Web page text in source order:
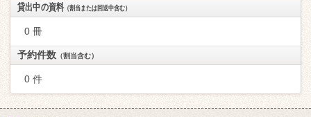
貸出中の資料（割当または回送中含む）
0 冊
予約件数 （割当含む）
0 件